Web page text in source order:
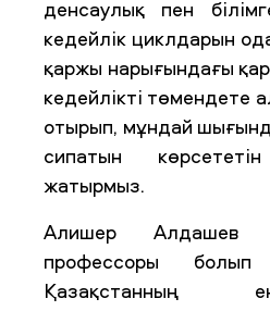
денсаулық пен
кедейлік циклдарын
қаржы нарығындағы
кедейлікті төмендете
отырып, мұндай
сипатын
жатырмыз.
Алишер Алдашев
профессоры
Қазақстанның